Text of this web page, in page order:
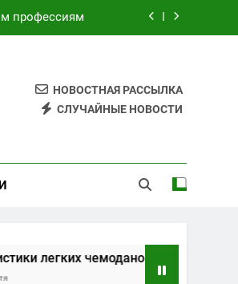
путешествий
маршрутам
путешествий
НОВОСТНАЯ РАССЫЛКА
СЛУЧАЙНЫЕ НОВОСТИ
чемоданов на колесах с